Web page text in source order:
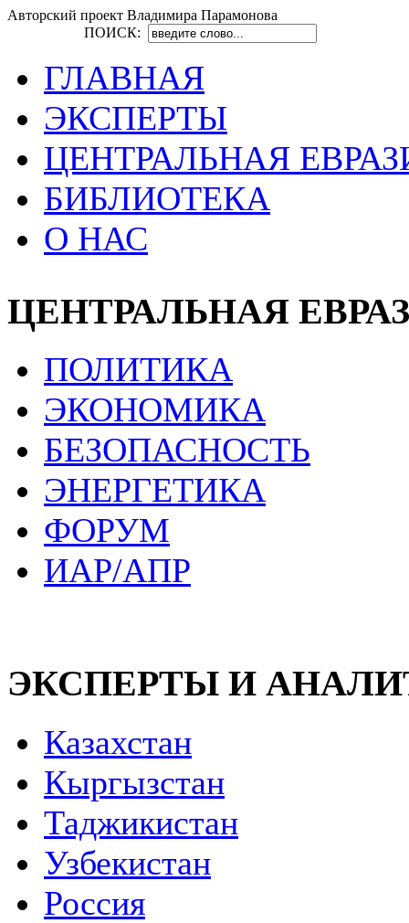
Авторский проект Владимира Парамонова
ПОИСК:
ГЛАВНАЯ
ЭКСПЕРТЫ
ЦЕНТРАЛЬНАЯ
БИБЛИОТЕКА
О НАС
ЦЕНТРАЛЬНАЯ
ПОЛИТИКА
ЭКОНОМИКА
БЕЗОПАСНОСТЬ
ЭНЕРГЕТИКА
ФОРУМ
ИАР/АПР
ЭКСПЕРТЫ И
Казахстан
Кыргызстан
Таджикистан
Узбекистан
Россия